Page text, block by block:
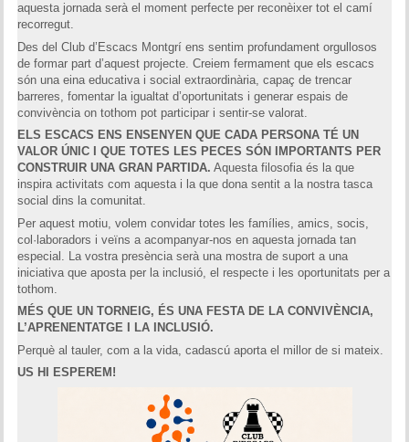
aquesta jornada serà el moment perfecte per reconèixer tot el camí
recorregut.
Des del Club d’Escacs Montgrí ens sentim profundament orgullosos
de formar part d’aquest projecte. Creiem fermament que els escacs
són una eina educativa i social extraordinària, capaç de trencar
barreres, fomentar la igualtat d’oportunitats i generar espais de
convivència on tothom pot participar i sentir-se valorat.
ELS ESCACS ENS ENSENYEN QUE CADA PERSONA TÉ UN
VALOR ÚNIC I QUE TOTES LES PECES SÓN IMPORTANTS PER
CONSTRUIR UNA GRAN PARTIDA. Aquesta filosofia és la que
inspira activitats com aquesta i la que dona sentit a la nostra tasca
social dins la comunitat.
Per aquest motiu, volem convidar totes les famílies, amics, socis,
col·laboradors i veïns a acompanyar-nos en aquesta jornada tan
especial. La vostra presència serà una mostra de suport a una
iniciativa que aposta per la inclusió, el respecte i les oportunitats per a
tothom.
MÉS QUE UN TORNEIG, ÉS UNA FESTA DE LA CONVIVÈNCIA,
L’APRENENTATGE I LA INCLUSIÓ.
Perquè al tauler, com a la vida, cadascú aporta el millor de si mateix.
US HI ESPEREM!